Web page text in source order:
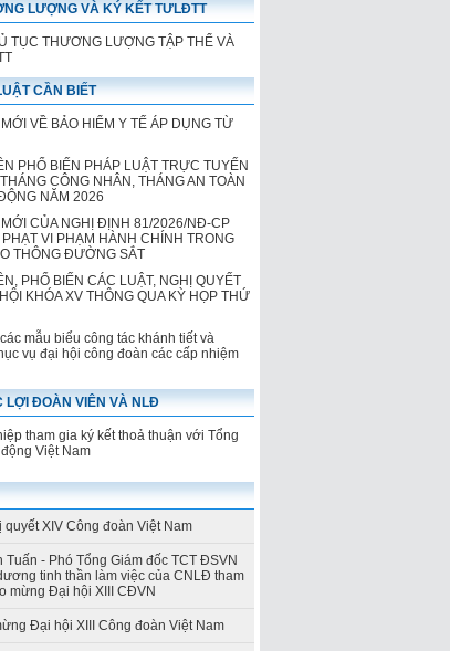
LƯỢNG VÀ KÝ KẾT TƯLĐTT
TỤC THƯƠNG LƯỢNG TẬP THỂ VÀ
CẦN BIẾT
VỀ BẢO HIỂM Y TẾ ÁP DỤNG TỪ
PHỔ BIẾN PHÁP LUẬT TRỰC TUYẾN
CÔNG NHÂN, THÁNG AN TOÀN
NĂM 2026
CỦA NGHỊ ĐỊNH 81/2026/NĐ-CP
VI PHẠM HÀNH CHÍNH TRONG
THÔNG ĐƯỜNG SẮT
PHỔ BIẾN CÁC LUẬT, NGHỊ QUYẾT
KHÓA XV THÔNG QUA KỲ HỌP THỨ
mẫu biểu công tác khánh tiết và
vụ đại hội công đoàn các cấp nhiệm
LỢI ĐOÀN VIÊN VÀ NLĐ
tham gia ký kết thoả thuận với Tổng
Việt Nam
quyết XIV Công đoàn Việt Nam
Tuấn - Phó Tổng Giám đốc TCT ĐSVN
tinh thần làm việc của CNLĐ tham
mừng Đại hội XIII CĐVN
Đại hội XIII Công đoàn Việt Nam